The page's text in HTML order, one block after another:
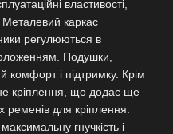
властивості,
Металевий каркас
регулюються в
Подушки,
комфорт і підтримку. Крім
кріплення, що додає ще
ременів для кріплення.
гнучкість і